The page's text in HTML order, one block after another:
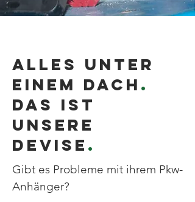
Alles unter
einem Dach .
Das ist
unsere
Devise .
Gibt es Probleme mit ihrem Pkw-
Anhänger?